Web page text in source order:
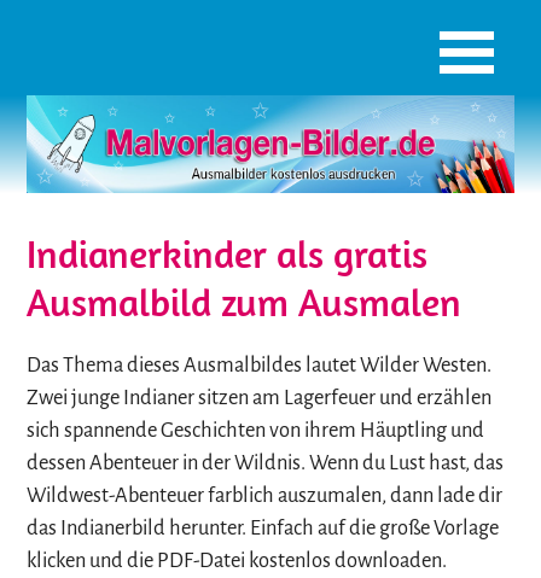
Indianerkinder als gratis
Ausmalbild zum Ausmalen
Das Thema dieses Ausmalbildes lautet Wilder Westen.
Zwei junge Indianer sitzen am Lagerfeuer und erzählen
sich spannende Geschichten von ihrem Häuptling und
dessen Abenteuer in der Wildnis. Wenn du Lust hast, das
Wildwest-Abenteuer farblich auszumalen, dann lade dir
das Indianerbild herunter. Einfach auf die große Vorlage
klicken und die PDF-Datei kostenlos downloaden.